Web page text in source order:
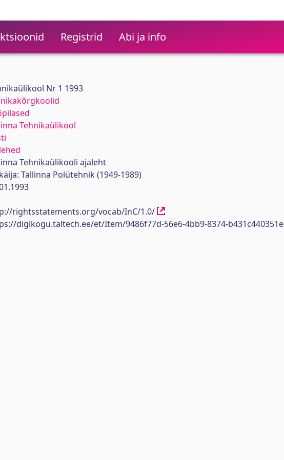
Registrid Abi ja info
Nr 1 1993
Tehnikaülikool
Tehnikaülikooli ajaleht
Tallinna Polütehnik (1949-1989)
rightsstatements.org/vocab/InC/1.0/
digikogu.taltech.ee/et/Item/9486f77d-56e6-4bb9-8374-b431c440351e